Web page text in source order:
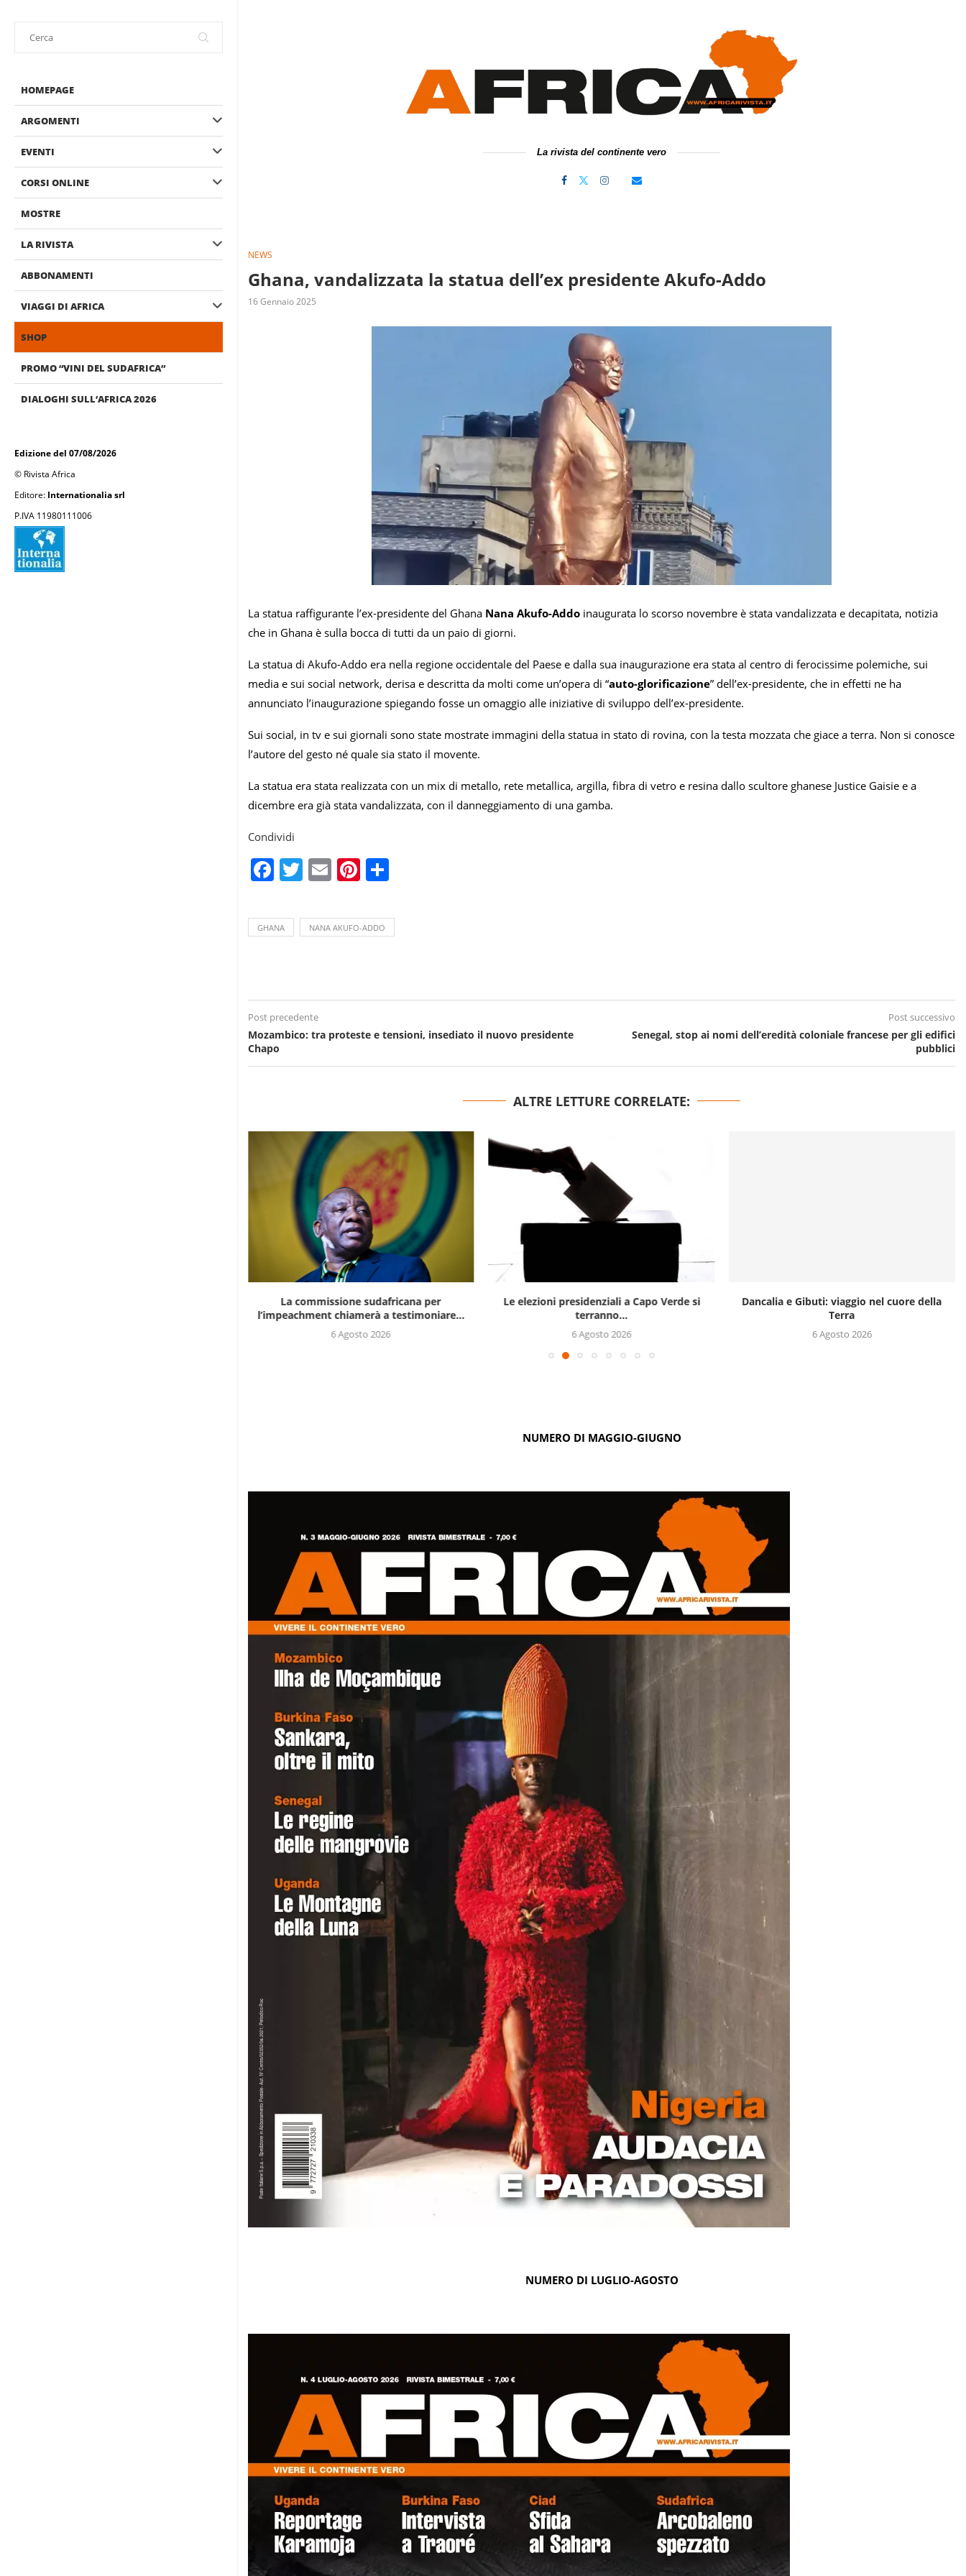
HOMEPAGE
ARGOMENTI
EVENTI
CORSI ONLINE
MOSTRE
LA RIVISTA
ABBONAMENTI
VIAGGI DI AFRICA
SHOP
PROMO “VINI DEL SUDAFRICA”
DIALOGHI SULL’AFRICA 2026
Edizione del 07/08/2026
© Rivista Africa
Editore: Internationalia srl
P.IVA 11980111006
La rivista del continente vero
NEWS
Ghana, vandalizzata la statua dell’ex presidente Akufo-Addo
16 Gennaio 2025
La statua raffigurante l’ex-presidente del Ghana Nana Akufo-Addo inaugurata lo scorso novembre è stata vandalizzata e decapitata, notizia
che in Ghana è sulla bocca di tutti da un paio di giorni.
La statua di Akufo-Addo era nella regione occidentale del Paese e dalla sua inaugurazione era stata al centro di ferocissime polemiche, sui
media e sui social network, derisa e descritta da molti come un’opera di “auto-glorificazione” dell’ex-presidente, che in effetti ne ha
annunciato l’inaugurazione spiegando fosse un omaggio alle iniziative di sviluppo dell’ex-presidente.
Sui social, in tv e sui giornali sono state mostrate immagini della statua in stato di rovina, con la testa mozzata che giace a terra. Non si conosce
l’autore del gesto né quale sia stato il movente.
La statua era stata realizzata con un mix di metallo, rete metallica, argilla, fibra di vetro e resina dallo scultore ghanese Justice Gaisie e a
dicembre era già stata vandalizzata, con il danneggiamento di una gamba.
Condividi
Facebook
Twitter
EmailPinterest
GHANA NANA AKUFO-ADDO
Post precedente
Mozambico: tra proteste e tensioni, insediato il nuovo presidente
Chapo
Post successivo
Senegal, stop ai nomi dell’eredità coloniale francese per gli edifici
pubblici
ALTRE LETTURE CORRELATE:
La commissione sudafricana per
l’impeachment chiamerà a testimoniare...
6 Agosto 2026
Le elezioni presidenziali a Capo Verde si
terranno...
6 Agosto 2026
Dancalia e Gibuti: viaggio nel cuore della
Terra
6 Agosto 2026
NUMERO DI MAGGIO-GIUGNO
NUMERO DI LUGLIO-AGOSTO